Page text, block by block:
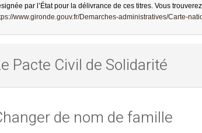
par l’État pour la délivrance de ces titres. Vous
www.gironde.gouv.fr/Demarches-administratives/Carte-
Pacte Civil de Solidarité
de nom de famille